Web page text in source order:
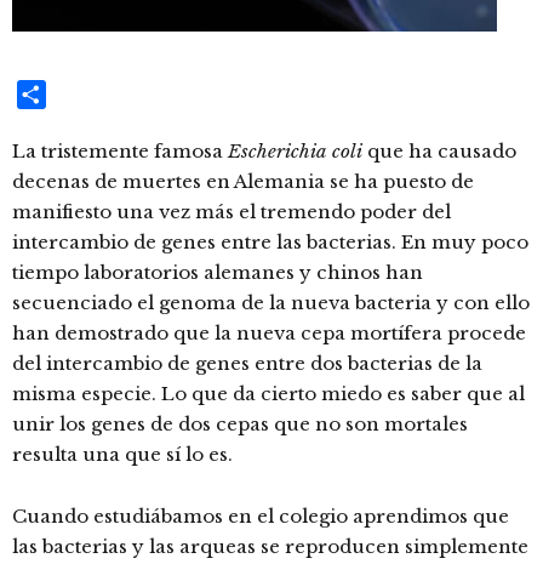
La tristemente famosaEscherichia coli que ha causado
decenas de muertes en Alemania se ha puesto de
manifiesto una vez más el tremendo poder del
intercambio de genes entre las bacterias. En muy poco
tiempo laboratorios alemanes y chinos han
secuenciado el genoma de la nueva bacteria y con ello
han demostrado que la nueva cepa mortífera procede
del intercambio de genes entre dos bacterias de la
misma especie. Lo que da cierto miedo es saber que al
unir los genes de dos cepas que no son mortales
resulta una que sí lo es.
Cuando estudiábamos en el colegio aprendimos que
las bacterias y las arqueas se reproducen simplemente